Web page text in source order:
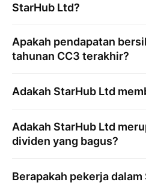
StarHub Ltd?
Apakah pendapatan
tahunan CC3 terakhir?
Adakah StarHub Ltd
Adakah StarHub Ltd
dividen yang bagus?
Berapakah pekerja dalam